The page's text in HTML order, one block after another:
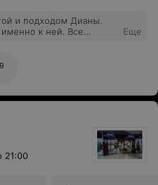
и подходом Дианы.
к ней. Все
что-то новенькое
Еще
21:00